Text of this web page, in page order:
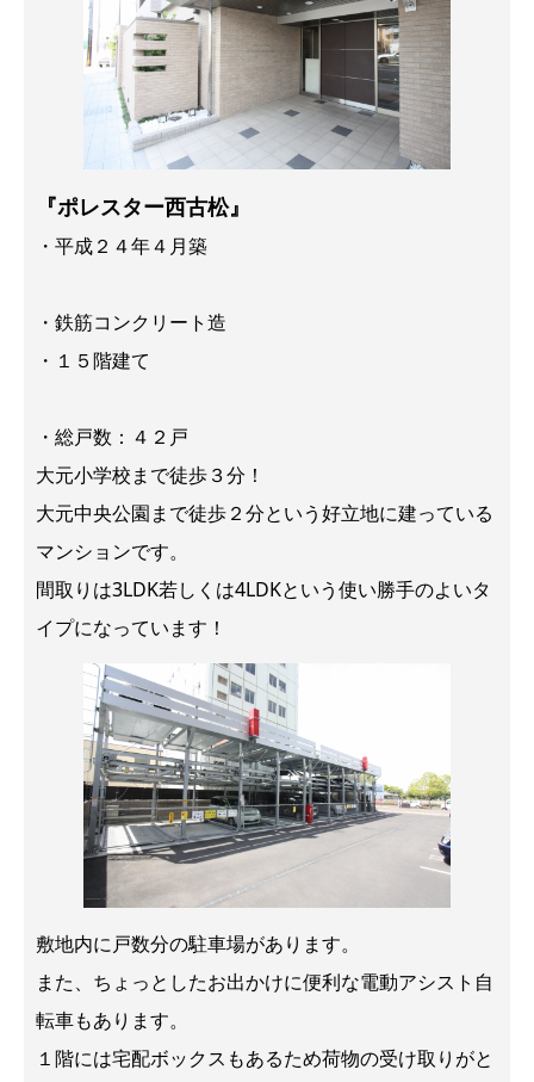
『ポレスター西古松』
・平成２４年４月築
・鉄筋コンクリート造
・１５階建て
・総戸数：４２戸
大元小学校まで徒歩３分！
大元中央公園まで徒歩２分という好立地に建っている
マンションです。
間取りは3LDK若しくは4LDKという使い勝手のよいタ
イプになっています！
敷地内に戸数分の駐車場があります。
また、ちょっとしたお出かけに便利な電動アシスト自
転車もあります。
１階には宅配ボックスもあるため荷物の受け取りがと